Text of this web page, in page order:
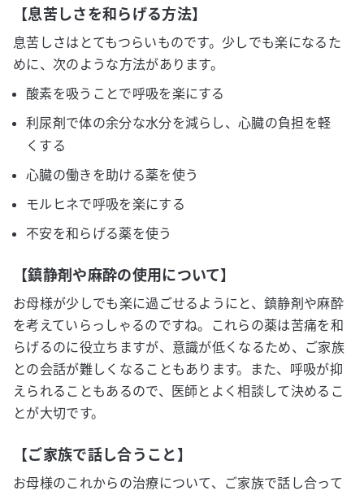
【息苦しさを和らげる方法】
息苦しさはとてもつらいものです。少しでも楽になるた
めに、次のような方法があります。
酸素を吸うことで呼吸を楽にする
利尿剤で体の余分な水分を減らし、心臓の負担を軽
くする
心臓の働きを助ける薬を使う
モルヒネで呼吸を楽にする
不安を和らげる薬を使う
【鎮静剤や麻酔の使用について】
お母様が少しでも楽に過ごせるようにと、鎮静剤や麻酔
を考えていらっしゃるのですね。これらの薬は苦痛を和
らげるのに役立ちますが、意識が低くなるため、ご家族
との会話が難しくなることもあります。また、呼吸が抑
えられることもあるので、医師とよく相談して決めるこ
とが大切です。
【ご家族で話し合うこと】
お母様のこれからの治療について、ご家族で話し合って